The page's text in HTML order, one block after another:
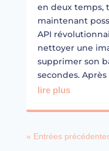
en deux temps,
maintenant
API
nettoyer une
supprimer son
secondes.
lire plus
« Entrées